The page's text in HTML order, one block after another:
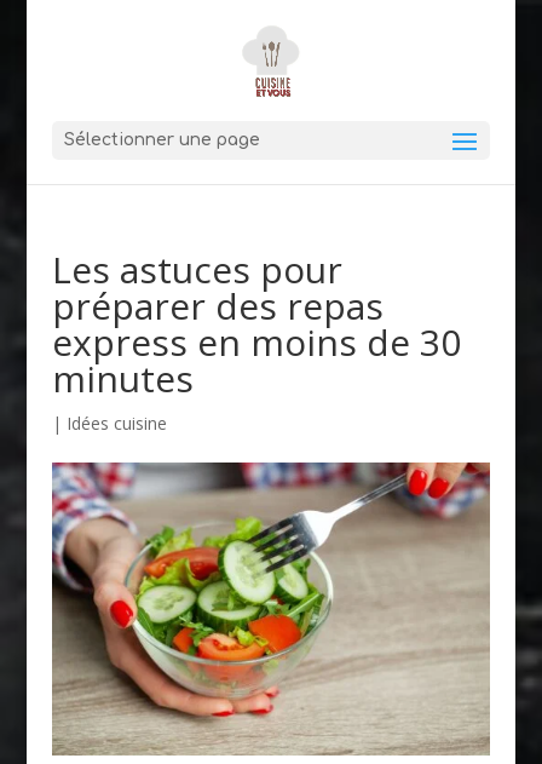
Sélectionner une page
Les astuces pour
préparer des repas
express en moins de 30
minutes
| Idées cuisine